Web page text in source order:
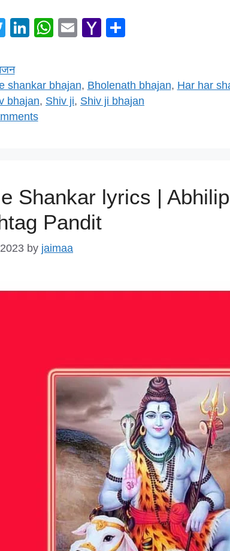
T
tt
er
Li
e
dI
n
W
s
A
E
Y
o
o
e
shankar bhajan, Bholenath bhajan, Har har
bhajan, Shiv ji, Shiv ji bhajan
Shankar lyrics |
Pandit
by jaimaa